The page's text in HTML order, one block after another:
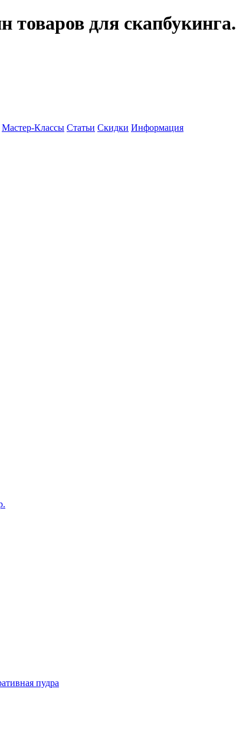
товаров для скапбукинга.
Мастер-Классы Статьи Скидки Информация
пудра